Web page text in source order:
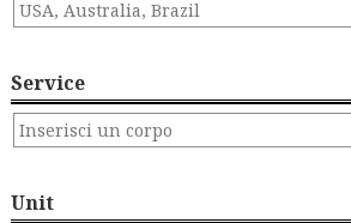
Service
Unit